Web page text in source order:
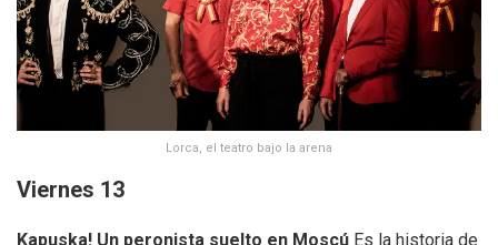
Lorca, el teatro bajo la arena
Viernes 13
Kapuska! Un peronista suelto en Moscú Es la historia de